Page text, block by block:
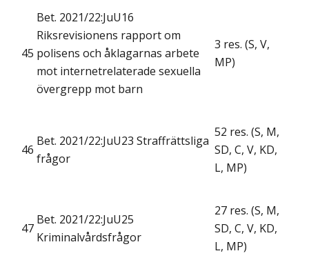
45
Bet. 2021/22:JuU16
Riksrevisionens rapport om
polisens och åklagarnas arbete
mot internetrelaterade sexuella
övergrepp mot barn
3 res. (S, V,
MP)
46
Bet. 2021/22:JuU23 Straffrättsliga
frågor
52 res. (S, M,
SD, C, V, KD,
L, MP)
47
Bet. 2021/22:JuU25
Kriminalvårdsfrågor
27 res. (S, M,
SD, C, V, KD,
L, MP)